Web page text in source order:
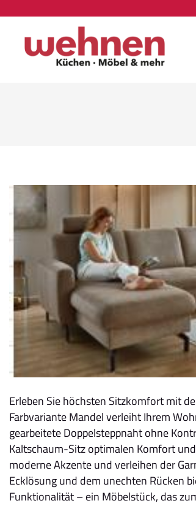
Erleben Sie höchsten Sitzkomfort mit
Farbvariante Mandel verleiht Ihrem
gearbeitete Doppelsteppnaht ohne
Kaltschaum-Sitz optimalen Komfort
moderne Akzente und verleihen der
Ecklösung und dem unechten Rücken
Funktionalität – ein Möbelstück, das